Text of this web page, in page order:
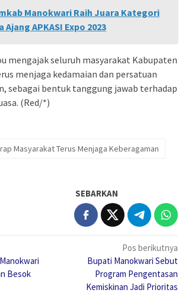
Manokwari Raih Juara Kategori
APKASI Expo 2023
mengajak seluruh masyarakat Kabupaten
menjaga kedamaian dan persatuan
sebagai bentuk tanggung jawab terhadap
(Red/*)
Masyarakat Terus Menjaga Keberagaman
SEBARKAN
Besok
Pos berikutnya
Bupati Manokwari Sebut
Program Pengentasan
Kemiskinan Jadi Prioritas